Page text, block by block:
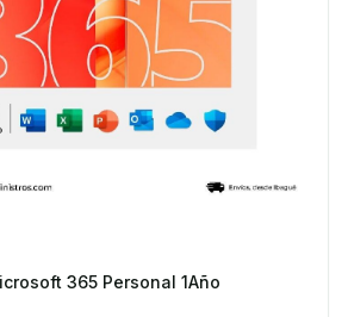
365 Personal 1Año